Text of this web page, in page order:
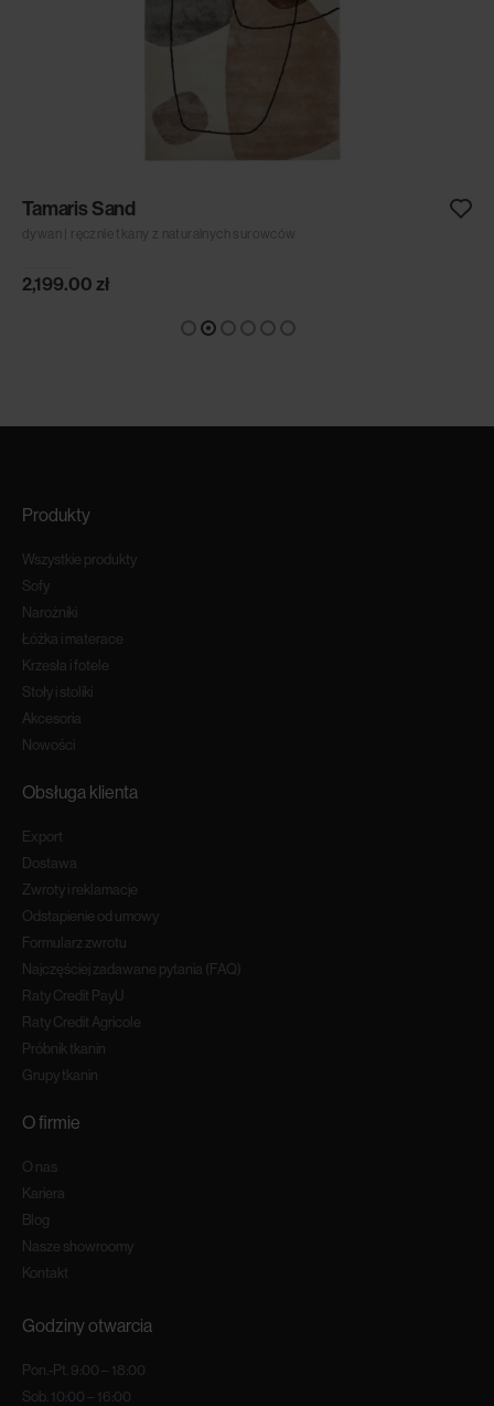
Tamaris Sand
dywan | ręcznie tkany z naturalnych surowców
2,199.00 zł
Produkty
Wszystkie produkty
Sofy
Narożniki
Łóżka i materace
Krzesła i fotele
Stoły i stoliki
Akcesoria
Nowości
Obsługa klienta
Export
Dostawa
Zwroty i reklamacje
Odstapienie od umowy
Formularz zwrotu
Najczęściej zadawane pytania (FAQ)
Raty Credit PayU
Raty Credit Agricole
Próbnik tkanin
Grupy tkanin
O firmie
O nas
Kariera
Blog
Nasze showroomy
Kontakt
Godziny otwarcia
Pon.-Pt. 9:00 – 18:00
Sob. 10:00 – 16:00